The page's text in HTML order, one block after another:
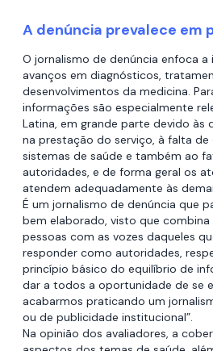
A denúncia prevalece em
O jornalismo de denúncia enfoca
avanços em diagnósticos,
desenvolvimentos da medicina.
informações são especialmente
Latina, em grande parte devido às
na prestação do serviço, à falta
sistemas de saúde e também ao
autoridades, e de forma geral os
atendem adequadamente às
É um jornalismo de denúncia que
bem elaborado, visto que
pessoas com as vozes daqueles
responder como autoridades,
princípio básico do equilíbrio de
dar a todos a oportunidade de se
acabarmos praticando um
ou de publicidade institucional”.
Na opinião dos avaliadores, a